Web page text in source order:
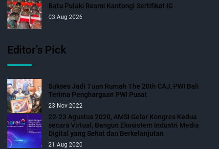
Batu Pulaki Resmi Kantongi Sertifikat IG
03 Aug 2026
Editor’s Pick
Sukses Jadi Tuan Rumah The 20th CAJ, PWI Bali
Terima Penghargaan PWI Pusat
23 Nov 2022
22-23 Agustus 2020, AMSI Gelar Kongres Kedua
secara Virtual, Bangun Ekosistem Industri Media
Digital yang Sehat dan Berkelanjutan
21 Aug 2020